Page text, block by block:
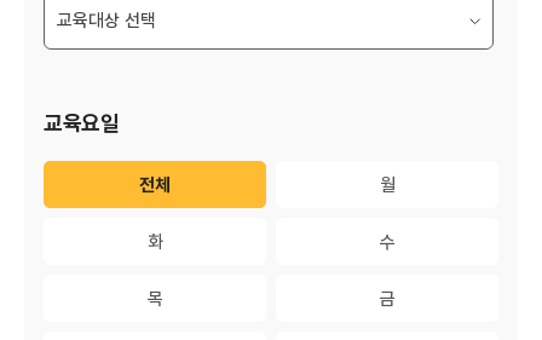
교육요일
전체 월
화 수
목 금